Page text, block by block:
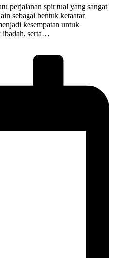
perjalanan spiritual yang sangat
sebagai bentuk ketaatan
kesempatan untuk
ibadah, serta…